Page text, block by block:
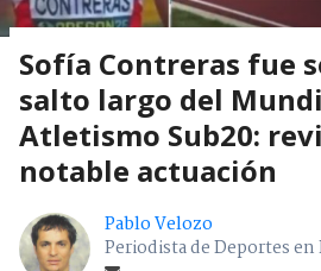
Sofía Contreras fue
salto largo del
Atletismo Sub20:
notable actuación
Pablo Velozo
Periodista de Deportes